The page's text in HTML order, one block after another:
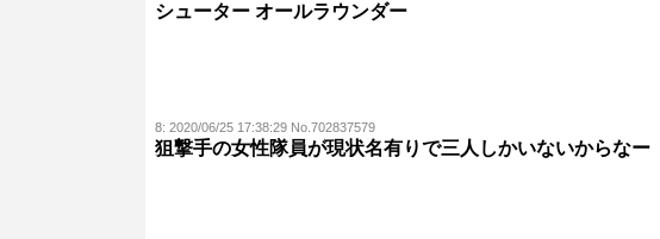
シューター オールラウンダー
8: 2020/06/25 17:38:29 No.702837579
狙撃手の女性隊員が現状名有りで三人しかいないからなー